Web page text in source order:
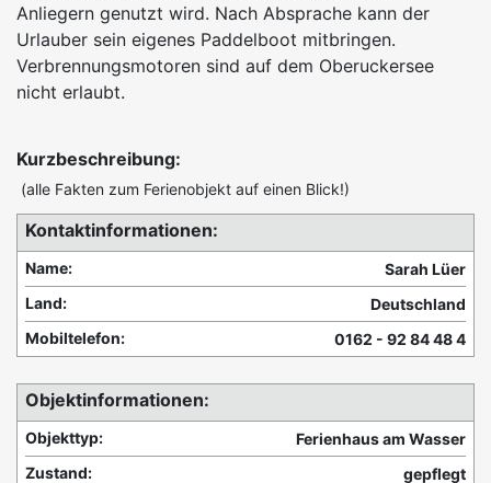
Anliegern genutzt wird. Nach Absprache kann der
Urlauber sein eigenes Paddelboot mitbringen.
Verbrennungsmotoren sind auf dem Oberuckersee
nicht erlaubt.
Kurzbeschreibung:
(alle Fakten zum Ferienobjekt auf einen Blick!)
Kontaktinformationen:
Name:
Sarah Lüer
Land:
Deutschland
Mobiltelefon:
0162 - 92 84 48 4
Objektinformationen:
Objekttyp:
Ferienhaus am Wasser
Zustand:
gepflegt